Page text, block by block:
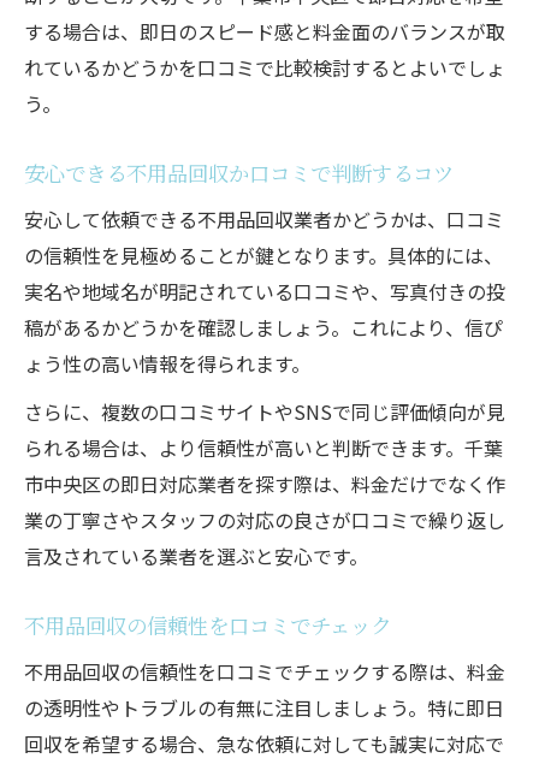
する場合は、即日のスピード感と料金面のバランスが取
れているかどうかを口コミで比較検討するとよいでしょ
う。
安心できる不用品回収か口コミで判断するコツ
安心して依頼できる不用品回収業者かどうかは、口コミ
の信頼性を見極めることが鍵となります。具体的には、
実名や地域名が明記されている口コミや、写真付きの投
稿があるかどうかを確認しましょう。これにより、信ぴ
ょう性の高い情報を得られます。
さらに、複数の口コミサイトやSNSで同じ評価傾向が見
られる場合は、より信頼性が高いと判断できます。千葉
市中央区の即日対応業者を探す際は、料金だけでなく作
業の丁寧さやスタッフの対応の良さが口コミで繰り返し
言及されている業者を選ぶと安心です。
不用品回収の信頼性を口コミでチェック
不用品回収の信頼性を口コミでチェックする際は、料金
の透明性やトラブルの有無に注目しましょう。特に即日
回収を希望する場合、急な依頼に対しても誠実に対応で